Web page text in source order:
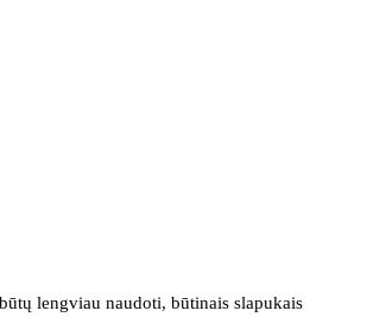
lengviau naudoti, būtinais slapukais